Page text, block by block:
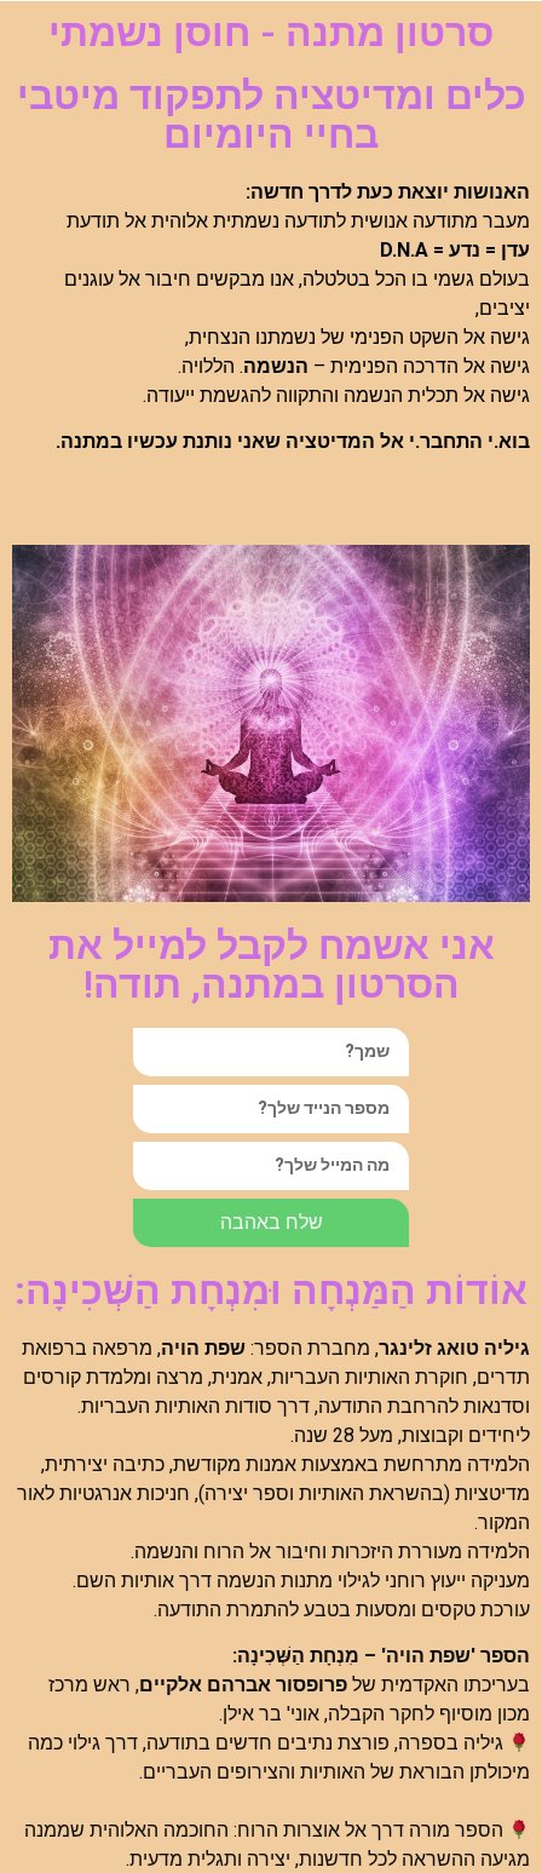
סרטון מתנה - חוסן נשמתי
כלים ומדיטציה לתפקוד מיטבי
בחיי היומיום
האנושות יוצאת כעת לדרך חדשה:
מעבר מתודעה אנושית לתודעה נשמתית אלוהית אל תודעת
עדן = נדע = D.N.A
בעולם גשמי בו הכל בטלטלה, אנו מבקשים חיבור אל עוגנים
יציבים,
גישה אל השקט הפנימי של נשמתנו הנצחית,
גישה אל הדרכה הפנימית – הנשמה. הללויה.
גישה אל תכלית הנשמה והתקווה להגשמת ייעודה.
בוא.י התחבר.י אל המדיטציה שאני נותנת עכשיו במתנה.
אני אשמח לקבל למייל את
הסרטון במתנה, תודה!
שלח באהבה
אוֹדוֹת הַמַּנְחָה וּמִנְחָת הַשְּׁכִינָה:
גיליה טואג זלינגר, מחברת הספר: שפת הויה, מרפאה ברפואת
תדרים, חוקרת האותיות העבריות, אמנית, מרצה ומלמדת קורסים
וסדנאות להרחבת התודעה, דרך סודות האותיות העבריות.
ליחידים וקבוצות, מעל 28 שנה.
הלמידה מתרחשת באמצעות אמנות מקודשת, כתיבה יצירתית,
מדיטציות (בהשראת האותיות וספר יצירה), חניכות אנרגטיות לאור
המקור.
הלמידה מעוררת היזכרות וחיבור אל הרוח והנשמה.
מעניקה ייעוץ רוחני לגילוי מתנות הנשמה דרך אותיות השם.
עורכת טקסים ומסעות בטבע להתמרת התודעה.
הספר 'שפת הויה' – מִנְחָת הַשְּׁכִינָה:
בעריכתו האקדמית של פרופסור אברהם אלקיים, ראש מרכז
מכון מוסיוף לחקר הקבלה, אוני' בר אילן.
גיליה בספרה, פורצת נתיבים חדשים בתודעה, דרך גילוי כמה
מיכולתן הבוראת של האותיות והצירופים העבריים.
הספר מורה דרך אל אוצרות הרוח: החוכמה האלוהית שממנה
מגיעה ההשראה לכל חדשנות, יצירה ותגלית מדעית.